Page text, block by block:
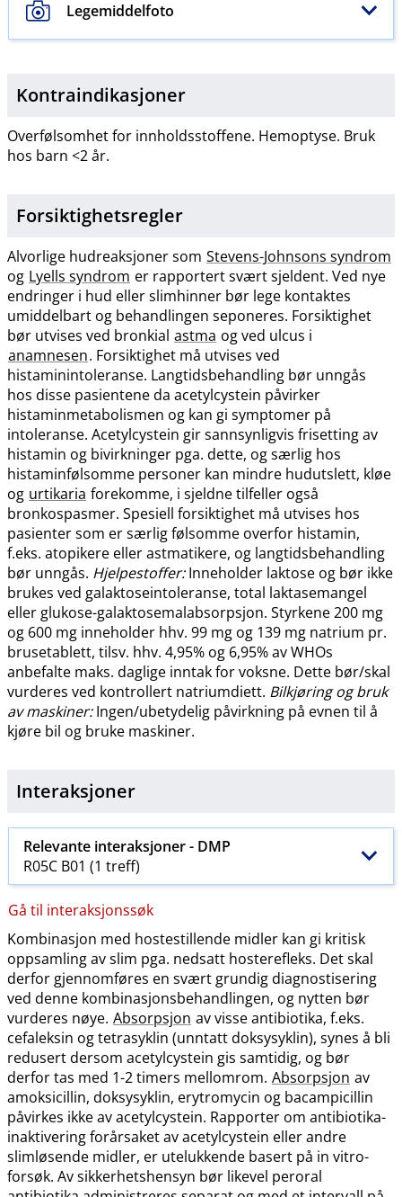
Legemiddelfoto
Kontraindikasjoner
Overfølsomhet for innholdsstoffene. Hemoptyse. Bruk
hos barn <2 år.
Forsiktighetsregler
Alvorlige hudreaksjoner som Stevens-Johnsons syndrom
og Lyells syndrom er rapportert svært sjeldent. Ved nye
endringer i hud eller slimhinner bør lege kontaktes
umiddelbart og behandlingen seponeres. Forsiktighet
bør utvises ved bronkial astma og ved ulcus i
anamnesen. Forsiktighet må utvises ved
histaminintoleranse. Langtidsbehandling bør unngås
hos disse pasientene da acetylcystein påvirker
histaminmetabolismen og kan gi symptomer på
intoleranse. Acetylcystein gir sannsynligvis frisetting av
histamin og bivirkninger pga. dette, og særlig hos
histaminfølsomme personer kan mindre hudutslett, kløe
og urtikaria forekomme, i sjeldne tilfeller også
bronkospasmer. Spesiell forsiktighet må utvises hos
pasienter som er særlig følsomme overfor histamin,
f.eks. atopikere eller astmatikere, og langtidsbehandling
bør unngås. Hjelpestoffer:Inneholder laktose og bør ikke
brukes ved galaktoseintoleranse, total laktasemangel
eller glukose-galaktosemalabsorpsjon. Styrkene 200 mg
og 600 mg inneholder hhv. 99 mg og 139 mg natrium pr.
brusetablett, tilsv. hhv. 4,95% og 6,95% av WHOs
anbefalte maks. daglige inntak for voksne. Dette bør​/​skal
vurderes ved kontrollert natriumdiett. Bilkjøring og bruk
av maskiner:Ingen​/​ubetydelig påvirkning på evnen til å
kjøre bil og bruke maskiner.
Interaksjoner
Relevante interaksjoner - DMP
R05C B01 (1 treff)
Gå til interaksjonssøk
Kombinasjon med hostestillende midler kan gi kritisk
oppsamling av slim pga. nedsatt hosterefleks. Det skal
derfor gjennomføres en svært grundig diagnostisering
ved denne kombinasjonsbehandlingen, og nytten bør
vurderes nøye. Absorpsjon av visse antibiotika, f.eks.
cefaleksin og tetrasyklin (unntatt doksysyklin), synes å bli
redusert dersom acetylcystein gis samtidig, og bør
derfor tas med 1-2 timers mellomrom. Absorpsjon av
amoksicillin, doksysyklin, erytromycin og bacampicillin
påvirkes ikke av acetylcystein. Rapporter om antibiotika-
inaktivering forårsaket av acetylcystein eller andre
slimløsende midler, er utelukkende basert på in vitro-
forsøk. Av sikkerhetshensyn bør likevel peroral